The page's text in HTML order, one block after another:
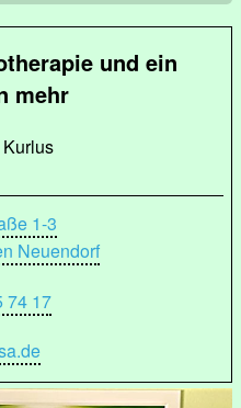
und ein
mehr
1-3
Neuendorf
74 17